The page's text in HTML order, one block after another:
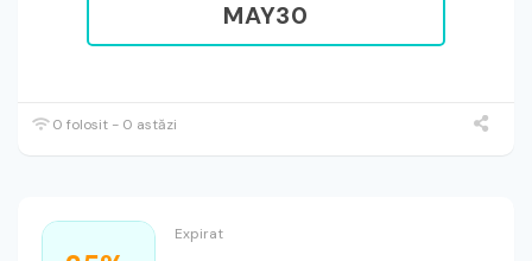
MAY30
0 folosit - 0 astăzi
Expirat